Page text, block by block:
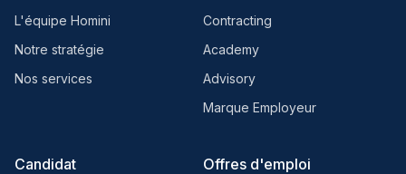
L'équipe Homini
Notre stratégie
Nos services
Contracting
Academy
Advisory
Marque Employeur
Candidat
Offres d'emploi